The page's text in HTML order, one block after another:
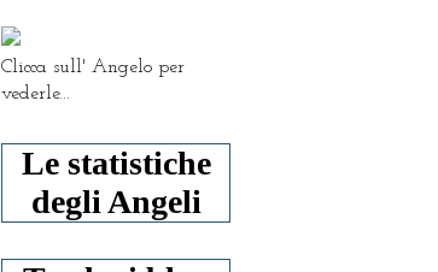
Clicca sull' Angelo per
vederle...
Le statistiche
degli Angeli